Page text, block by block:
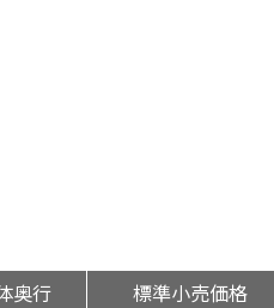
奥行 標準小売価格